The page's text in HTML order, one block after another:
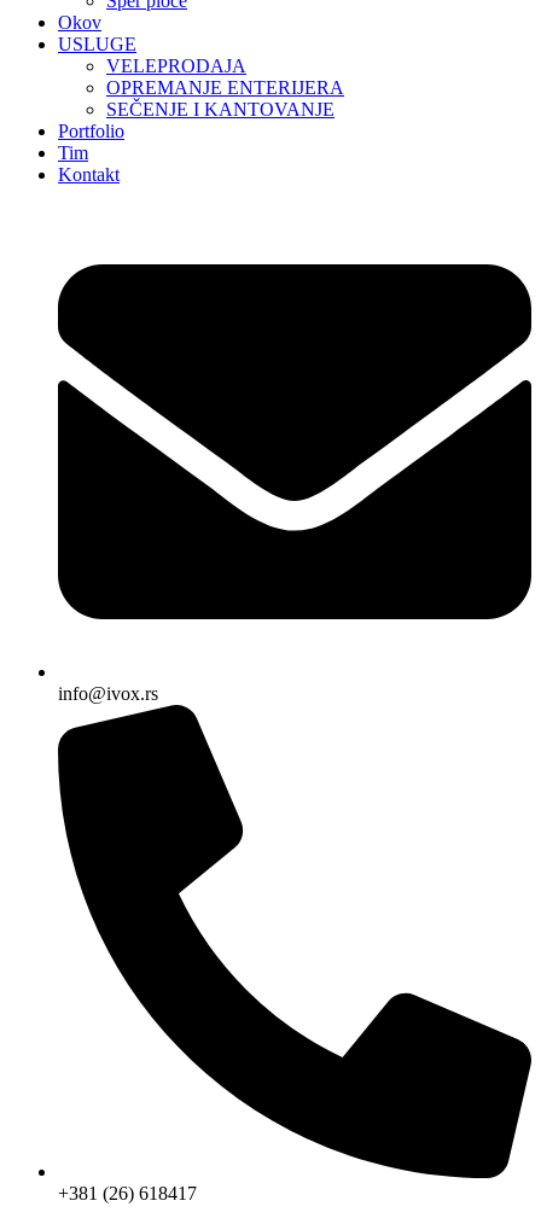
Okov
USLUGE
VELEPRODAJA
OPREMANJE ENTERIJERA
SEČENJE I KANTOVANJE
Portfolio
Tim
Kontakt
info@ivox.rs
+381 (26) 618417